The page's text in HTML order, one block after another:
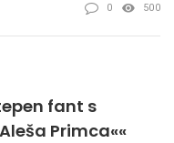
0 500
fant s
Primca««